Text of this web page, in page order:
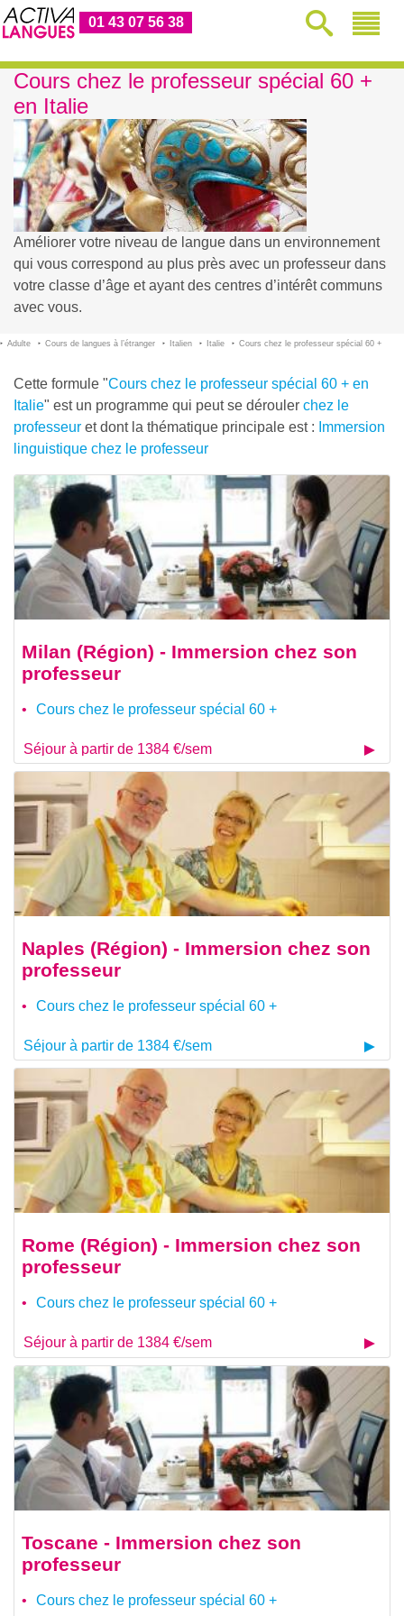
01 43 07 56 38
Cours chez le professeur spécial 60 +
en Italie
Améliorer votre niveau de langue dans un environnement
qui vous correspond au plus près avec un professeur dans
votre classe d’âge et ayant des centres d’intérêt communs
avec vous.
Adulte Cours de langues à l’étranger Italien Italie Cours chez le professeur spécial 60 +
Cette formule "Cours chez le professeur spécial 60 + en
Italie" est un programme qui peut se dérouler chez le
professeur et dont la thématique principale est : Immersion
linguistique chez le professeur
Milan (Région) - Immersion chez son
professeur
Cours chez le professeur spécial 60 +
Séjour à partir de 1384 €/sem
Naples (Région) - Immersion chez son
professeur
Cours chez le professeur spécial 60 +
Séjour à partir de 1384 €/sem
Rome (Région) - Immersion chez son
professeur
Cours chez le professeur spécial 60 +
Séjour à partir de 1384 €/sem
Toscane - Immersion chez son
professeur
Cours chez le professeur spécial 60 +